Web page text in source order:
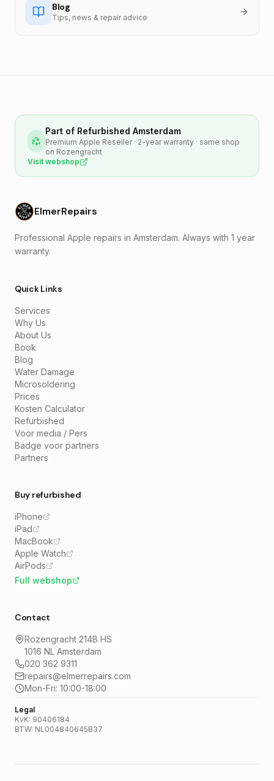
Blog
Tips, news & repair advice
Part of Refurbished Amsterdam
Premium Apple Reseller · 2-year warranty · same shop
on Rozengracht
Visit webshop
ElmerRepairs
Professional Apple repairs in Amsterdam. Always with 1 year
warranty.
Quick Links
Services
Why Us
About Us
Book
Blog
Water Damage
Microsoldering
Prices
Kosten Calculator
Refurbished
Voor media / Pers
Badge voor partners
Partners
Buy refurbished
iPhone
iPad
MacBook
Apple Watch
AirPods
Full webshop
Contact
Rozengracht 214B HS
1016 NL Amsterdam
020 362 9311
repairs@elmerrepairs.com
Mon-Fri: 10:00-18:00
Legal
KvK: 90406184
BTW: NL004840645B37